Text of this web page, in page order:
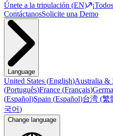
Únete a la tripulación (EN)
ContáctanosSolicite una Demo
Language
United States (English)Australia &
(Português)France (Français)
(Español)Spain (Español)台湾 (繁
국어)
Change language